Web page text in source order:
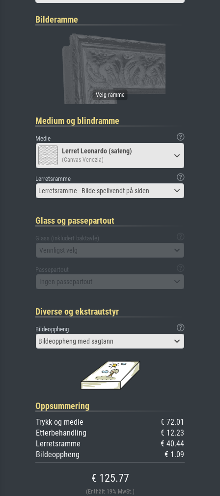
Bilderamme
Medium og blindramme
Medie
Lerret Leonardo (sateng)
(Canvas Venezia)
Lerretsramme
Lerretsramme - Bilde speilvendt på siden
Glass og passepartout
Glass (inkludert baktavle)
Vennligst velg
Passepartout
Ingen passepartout
Diverse og ekstrautstyr
Bildeoppheng
Bildeoppheng med sagtann
Oppsummering
Trykk og medie
€ 72.01
Etterbehandling
€ 12.23
Lerretsramme
€ 40.44
Bildeoppheng
€ 1.09
€ 125.77
(Enthält 19% MwSt.)